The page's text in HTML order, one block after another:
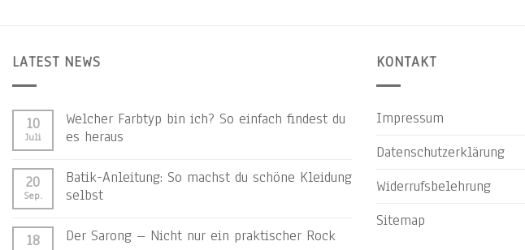
LATEST NEWS
10
Juli
Welcher Farbtyp bin ich? So einfach findest du
es heraus
20
Sep.
Batik-Anleitung: So machst du schöne Kleidung
selbst
18 Der Sarong – Nicht nur ein praktischer Rock
KONTAKT
Impressum
Datenschutzerklärung
Widerrufsbelehrung
Sitemap